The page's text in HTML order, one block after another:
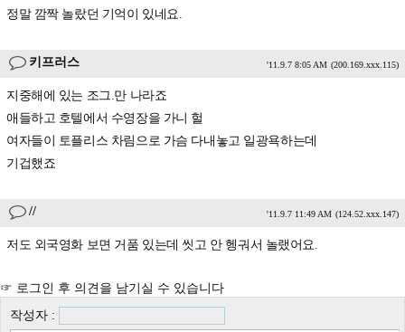
정말 깜짝 놀랐던 기억이 있네요.
키프러스 '11.9.7 8:05 AM (200.169.xxx.115)
지중해에 있는 조그.만 나라죠
애들하고 호텔에서 수영장을 가니 헐
여자들이 토플리스 차림으로 가슴 다내놓고 일광욕하는데
기겁했죠
// '11.9.7 11:49 AM (124.52.xxx.147)
저도 외국영화 보면 거품 있는데 씻고 안 헹궈서 놀랬어요.
☞ 로그인 후 의견을 남기실 수 있습니다
작성자 :